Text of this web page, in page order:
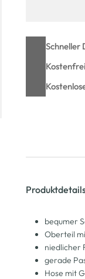
Schneller
bequmer
Oberteil
niedlicher
gerade
Hose mit